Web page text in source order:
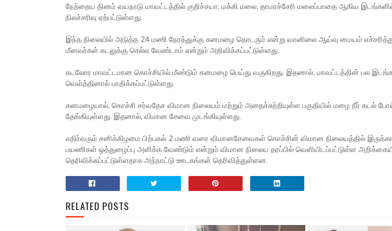
நேற்றைய தினம் வயநாடு மாவட்டத்தில் குறிச்சயா, மக்கி மலை, தாமரச்சேரி மலைப்பாதை ஆகிய
நிலச்சரிவு ஏற்பட்டுள்ளது.
இந்த நிலையில் அடுத்த 24 மணி நேரத்துக்கு கனமழை தொடரும் என்று வானிலை ஆய்வு மையம்
மீனவர்கள் கடலுக்கு செல்ல வேண்டாம் என்றும் அறிவிக்கப்பட்டுள்ளது.
கடலோர மாவட்டமான கொச்சியில் மீண்டும் கனமழை பெய்து வருகிறது. இதனால், மாவட்டத்தின் பல
வெள்த்தினால் பாதிக்கப்பட்டுள்ளது.
கனமழையால், கொச்சி சர்வதேச விமான நிலையம் மற்றும் அதைச்சுற்றியுள்ள பகுதியில் மழை நீர் கடல்
தேங்கியுள்ளது. இதனால், விமான சேவை முடங்கியுள்ளது.
எதிர்வரும் சனிக்கிழமை பிற்பகல் 2 மணி வரை விமானசேவைகள் கொச்சின் விமான நிலையத்தில்
பயணிகள் ஒத்துழைப்பு அளிக்க வேண்டும் என்றும் விமான நிலைய தரப்பில் வெளியிடப்பட்டுள்ள
தெரிவிக்கப்பட்டுள்ளதாக அந்நாட்டு ஊடகங்கள் தெரிவித்துள்ளன.
RELATED POSTS